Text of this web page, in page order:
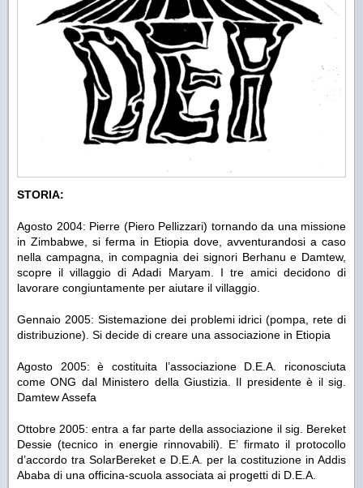
STORIA:
Agosto 2004: Pierre (Piero Pellizzari) tornando da una missione
in Zimbabwe, si ferma in Etiopia dove, avventurandosi a caso
nella campagna, in compagnia dei signori Berhanu e Damtew,
scopre il villaggio di Adadi Maryam. I tre amici decidono di
lavorare congiuntamente per aiutare il villaggio.
Gennaio 2005: Sistemazione dei problemi idrici (pompa, rete di
distribuzione). Si decide di creare una associazione in Etiopia
Agosto 2005: è costituita l’associazione D.E.A. riconosciuta
come ONG dal Ministero della Giustizia. Il presidente è il sig.
Damtew Assefa
Ottobre 2005: entra a far parte della associazione il sig. Bereket
Dessie (tecnico in energie rinnovabili). E’ firmato il protocollo
d’accordo tra SolarBereket e D.E.A. per la costituzione in Addis
Ababa di una officina-scuola associata ai progetti di D.E.A.